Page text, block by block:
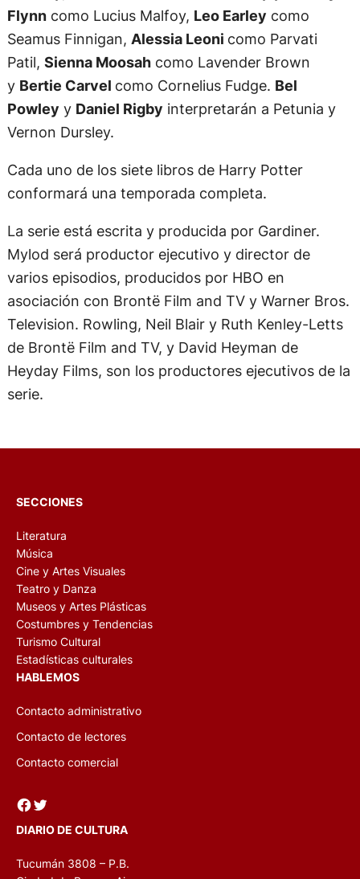
Flynncomo Lucius Malfoy, Leo Earley como
Seamus Finnigan, Alessia Leoni como Parvati
Patil, Sienna Moosahcomo Lavender Brown
y Bertie Carvel como Cornelius Fudge. Bel
Powley y Daniel Rigby interpretarán a Petunia y
Vernon Dursley.
Cada uno de los siete libros de Harry Potter
conformará una temporada completa.
La serie está escrita y producida por Gardiner.
Mylod será productor ejecutivo y director de
varios episodios, producidos por HBO en
asociación con Brontë Film and TV y Warner Bros.
Television. Rowling, Neil Blair y Ruth Kenley-Letts
de Brontë Film and TV, y David Heyman de
Heyday Films, son los productores ejecutivos de la
serie.
SECCIONES
Literatura
Música
Cine y Artes Visuales
Teatro y Danza
Museos y Artes Plásticas
Costumbres y Tendencias
Turismo Cultural
Estadísticas culturales
HABLEMOS
Contacto administrativo
Contacto de lectores
Contacto comercial
Facebook Twitter
DIARIO DE CULTURA
Tucumán 3808 – P.B.